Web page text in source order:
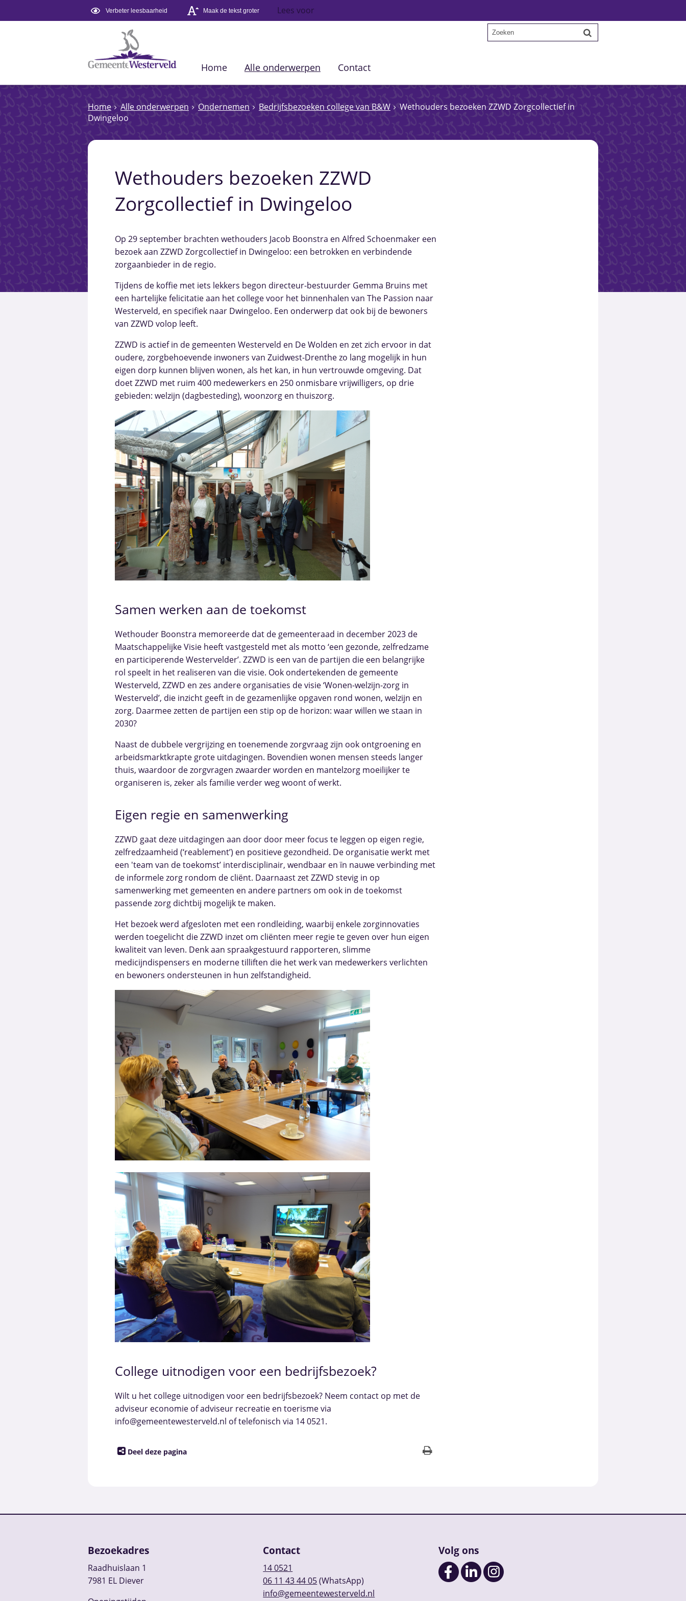
Verbeter leesbaarheid Maak de tekst groter Lees voor
Home Alle onderwerpen Contact
Home Alle onderwerpen Ondernemen Bedrijfsbezoeken college van B&W
Wethouders bezoeken ZZWD Zorgcollectief in
Dwingeloo
Wethouders bezoeken ZZWD
Zorgcollectief in Dwingeloo
Op 29 september brachten wethouders Jacob Boonstra en Alfred Schoenmaker een
bezoek aan ZZWD Zorgcollectief in Dwingeloo: een betrokken en verbindende
zorgaanbieder in de regio.
Tijdens de koffie met iets lekkers begon directeur-bestuurder Gemma Bruins met
een hartelijke felicitatie aan het college voor het binnenhalen van The Passion naar
Westerveld, en specifiek naar Dwingeloo. Een onderwerp dat ook bij de bewoners
van ZZWD volop leeft.
ZZWD is actief in de gemeenten Westerveld en De Wolden en zet zich ervoor in dat
oudere, zorgbehoevende inwoners van Zuidwest-Drenthe zo lang mogelijk in hun
eigen dorp kunnen blijven wonen, als het kan, in hun vertrouwde omgeving. Dat
doet ZZWD met ruim 400 medewerkers en 250 onmisbare vrijwilligers, op drie
gebieden: welzijn (dagbesteding), woonzorg en thuiszorg.
Samen werken aan de toekomst
Wethouder Boonstra memoreerde dat de gemeenteraad in december 2023 de
Maatschappelijke Visie heeft vastgesteld met als motto ‘een gezonde, zelfredzame
en participerende Westervelder’. ZZWD is een van de partijen die een belangrijke
rol speelt in het realiseren van die visie. Ook ondertekenden de gemeente
Westerveld, ZZWD en zes andere organisaties de visie ‘Wonen-welzijn-zorg in
Westerveld’, die inzicht geeft in de gezamenlijke opgaven rond wonen, welzijn en
zorg. Daarmee zetten de partijen een stip op de horizon: waar willen we staan in
2030?
Naast de dubbele vergrijzing en toenemende zorgvraag zijn ook ontgroening en
arbeidsmarktkrapte grote uitdagingen. Bovendien wonen mensen steeds langer
thuis, waardoor de zorgvragen zwaarder worden en mantelzorg moeilijker te
organiseren is, zeker als familie verder weg woont of werkt.
Eigen regie en samenwerking
ZZWD gaat deze uitdagingen aan door door meer focus te leggen op eigen regie,
zelfredzaamheid (‘reablement’) en positieve gezondheid. De organisatie werkt met
een 'team van de toekomst’ interdisciplinair, wendbaar en ïn nauwe verbinding met
de informele zorg rondom de cliënt. Daarnaast zet ZZWD stevig in op
samenwerking met gemeenten en andere partners om ook in de toekomst
passende zorg dichtbij mogelijk te maken.
Het bezoek werd afgesloten met een rondleiding, waarbij enkele zorginnovaties
werden toegelicht die ZZWD inzet om cliënten meer regie te geven over hun eigen
kwaliteit van leven. Denk aan spraakgestuurd rapporteren, slimme
medicijndispensers en moderne tilliften die het werk van medewerkers verlichten
en bewoners ondersteunen in hun zelfstandigheid.
College uitnodigen voor een bedrijfsbezoek?
Wilt u het college uitnodigen voor een bedrijfsbezoek? Neem contact op met de
adviseur economie of adviseur recreatie en toerisme via
info@gemeentewesterveld.nl of telefonisch via 14 0521.
Deel deze pagina
Bezoekadres
Raadhuislaan 1
7981 EL Diever
Contact
14 0521
06 11 43 44 05(WhatsApp)
info@gemeentewesterveld.nl
Volg ons